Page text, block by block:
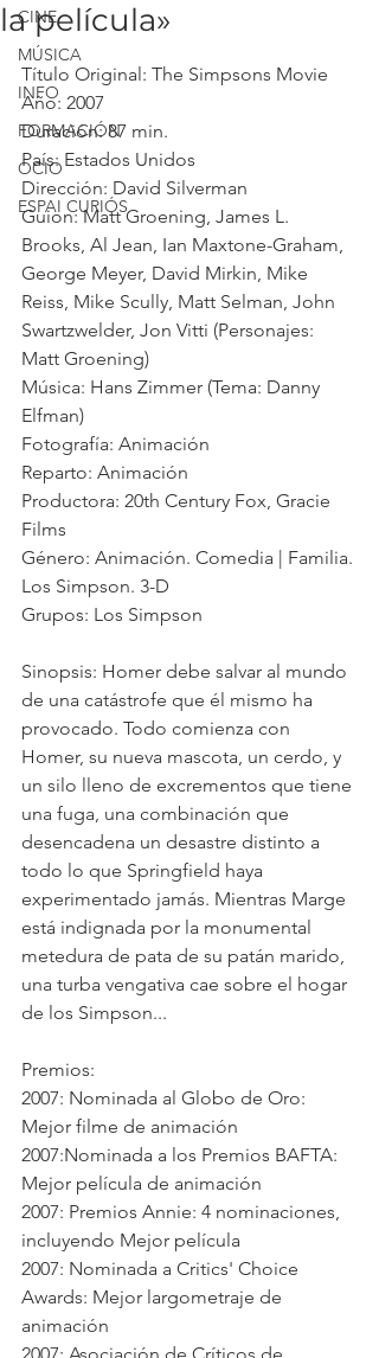
CINE
MÚSICA
INFO
FORMACIÓN
OCIO
ESPAI CURIÓS
la película»
Título Original: The Simpsons Movie
Año: 2007
Duración: 87 min.
País: Estados Unidos
Dirección: David Silverman
Guion: Matt Groening, James L.
Brooks, Al Jean, Ian Maxtone-Graham,
George Meyer, David Mirkin, Mike
Reiss, Mike Scully, Matt Selman, John
Swartzwelder, Jon Vitti (Personajes:
Matt Groening)
Música: Hans Zimmer (Tema: Danny
Elfman)
Fotografía: Animación
Reparto: Animación
Productora: 20th Century Fox, Gracie
Films
Género: Animación. Comedia | Familia.
Los Simpson. 3-D
Grupos: Los Simpson
Sinopsis: Homer debe salvar al mundo
de una catástrofe que él mismo ha
provocado. Todo comienza con
Homer, su nueva mascota, un cerdo, y
un silo lleno de excrementos que tiene
una fuga, una combinación que
desencadena un desastre distinto a
todo lo que Springfield haya
experimentado jamás. Mientras Marge
está indignada por la monumental
metedura de pata de su patán marido,
una turba vengativa cae sobre el hogar
de los Simpson...
Premios:
2007: Nominada al Globo de Oro:
Mejor filme de animación
2007:Nominada a los Premios BAFTA:
Mejor película de animación
2007: Premios Annie: 4 nominaciones,
incluyendo Mejor película
2007: Nominada a Critics' Choice
Awards: Mejor largometraje de
animación